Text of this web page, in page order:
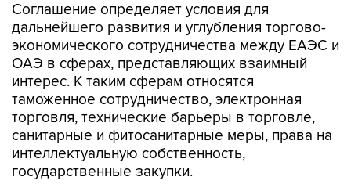
Соглашение определяет условия для
дальнейшего развития и углубления торгово-
экономического сотрудничества между ЕАЭС и
ОАЭ в сферах, представляющих взаимный
интерес. К таким сферам относятся
таможенное сотрудничество, электронная
торговля, технические барьеры в торговле,
санитарные и фитосанитарные меры, права на
интеллектуальную собственность,
государственные закупки.